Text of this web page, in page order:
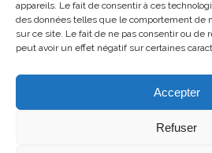
appareils. Le fait de consentir à ces
des données telles que le comportement de
sur ce site. Le fait de ne pas consentir ou de
peut avoir un effet négatif sur certaines
Accepter
Refuser
et le pays de Marennes Hiers-
130 chemin Auzo Berri
64129 BEGUIOS
Ce site utilise Google Analytics à